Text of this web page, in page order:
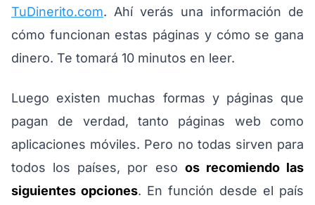
TuDinerito.com. Ahí verás una información de
cómo funcionan estas páginas y cómo se gana
dinero. Te tomará 10 minutos en leer.
Luego existen muchas formas y páginas que
pagan de verdad, tanto páginas web como
aplicaciones móviles. Pero no todas sirven para
todos los países, por eso os recomiendo las
siguientes opciones. En función desde el país